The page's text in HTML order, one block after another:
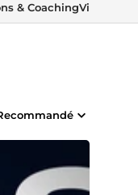
& CoachingVie